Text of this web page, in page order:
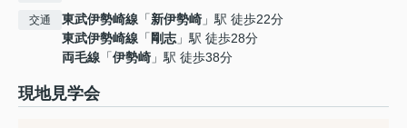
交通 東武伊勢崎線 「新伊勢崎 」駅 徒歩22分
東武伊勢崎線 「 剛志 」駅 徒歩28分
両毛線 「伊勢崎 」駅 徒歩38分
現地見学会